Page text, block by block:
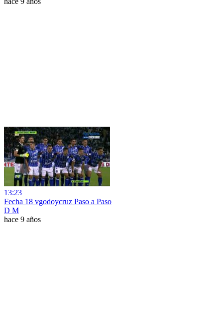
13:23
Fecha 18 vgodoycruz Paso a Paso
D M
hace 9 años